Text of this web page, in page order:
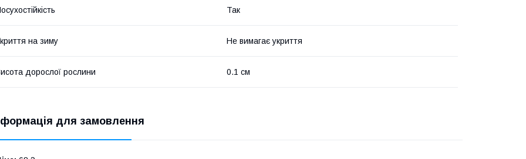
Так
на зиму Не вимагає укриття
дорослої рослини 0.1 см
для замовлення